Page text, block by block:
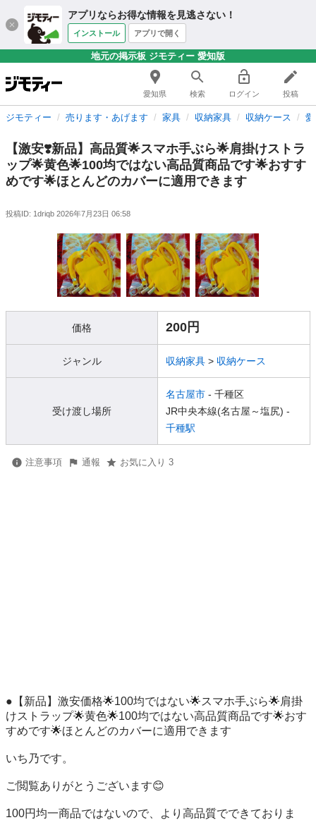
アプリならお得な情報を見逃さない！
インストール アプリで開く
地元の掲示板 ジモティー 愛知版
愛知県 検索 ログイン 投稿
ジモティー 売ります・あげます 家具 収納家具 収納ケース
【激安❣️新品】高品質🌟スマホ手ぶら🌟肩掛けストラ
ップ🌟黄色🌟100均ではない高品質商品です🌟おすす
めです🌟ほとんどのカバーに適用できます
投稿ID: 1driqb 2026年7月23日 06:58
価格 200円
ジャンル 収納家具 > 収納ケース
受け渡し場所
名古屋市 - 千種区
JR中央本線(名古屋～塩尻) -
千種駅
注意事項 通報 お気に入り 3
●【新品】激安価格🌟100均ではない🌟スマホ手ぶら🌟肩掛
けストラップ🌟黄色🌟100均ではない高品質商品です🌟おす
すめです🌟ほとんどのカバーに適用できます
いち乃です。
ご閲覧ありがとうございます😊
100円均一商品ではないので、より高品質でできておりま